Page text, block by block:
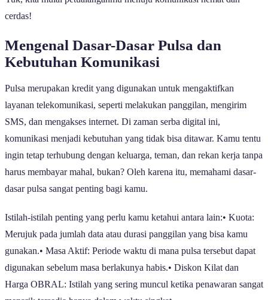
cerdas!
Mengenal Dasar-Dasar Pulsa dan
Kebutuhan Komunikasi
Pulsa merupakan kredit yang digunakan untuk mengaktifkan
layanan telekomunikasi, seperti melakukan panggilan, mengirim
SMS, dan mengakses internet. Di zaman serba digital ini,
komunikasi menjadi kebutuhan yang tidak bisa ditawar. Kamu tentu
ingin tetap terhubung dengan keluarga, teman, dan rekan kerja tanpa
harus membayar mahal, bukan? Oleh karena itu, memahami dasar-
dasar pulsa sangat penting bagi kamu.
Istilah-istilah penting yang perlu kamu ketahui antara lain:• Kuota:
Merujuk pada jumlah data atau durasi panggilan yang bisa kamu
gunakan.• Masa Aktif: Periode waktu di mana pulsa tersebut dapat
digunakan sebelum masa berlakunya habis.• Diskon Kilat dan
Harga OBRAL: Istilah yang sering muncul ketika penawaran sangat